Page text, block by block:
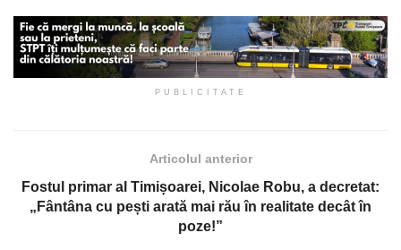
PUBLICITATE
Articolul anterior
Fostul primar al Timișoarei, Nicolae Robu, a decretat:
„Fântâna cu pești arată mai rău în realitate decât în
poze!”